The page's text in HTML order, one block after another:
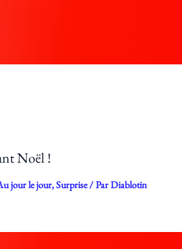
Noël !
jour le jour,Surprise/ ParDiablotin